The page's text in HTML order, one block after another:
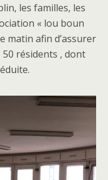
les familles, les
« lou boun
matin afin d’assurer
résidents , dont